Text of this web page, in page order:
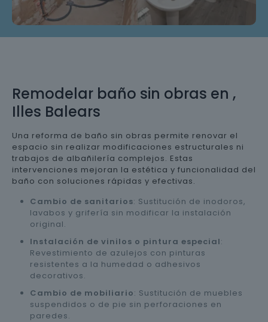
Remodelar baño sin obras en ,
Illes Balears
Una reforma de baño sin obras permite renovar el
espacio sin realizar modificaciones estructurales ni
trabajos de albañilería complejos. Estas
intervenciones mejoran la estética y funcionalidad del
baño con soluciones rápidas y efectivas.
Cambio de sanitarios: Sustitución de inodoros,
lavabos y grifería sin modificar la instalación
original.
Instalación de vinilos o pintura especial:
Revestimiento de azulejos con pinturas
resistentes a la humedad o adhesivos
decorativos.
Cambio de mobiliario: Sustitución de muebles
suspendidos o de pie sin perforaciones en
paredes.